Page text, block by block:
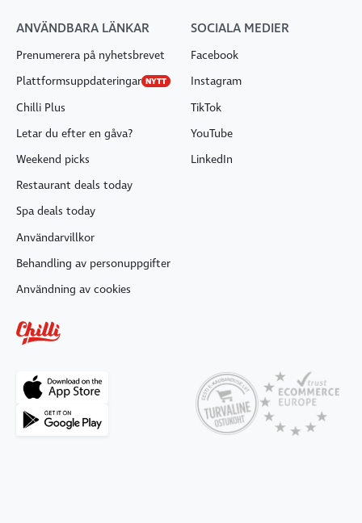
ANVÄNDBARA LÄNKAR
Prenumerera på nyhetsbrevet
Plattformsuppdateringar NYTT
Chilli Plus
Letar du efter en gåva?
Weekend picks
Restaurant deals today
Spa deals today
Användarvillkor
Behandling av personuppgifter
Användning av cookies
SOCIALA MEDIER
Facebook
Instagram
TikTok
YouTube
LinkedIn